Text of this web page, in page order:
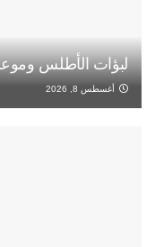
لبؤات الأطلس
أغسطس 8, 2026